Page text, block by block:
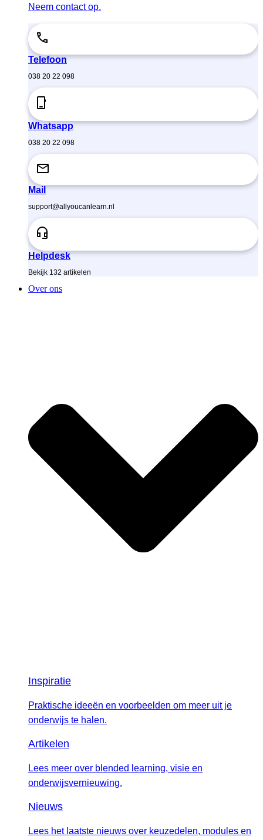
Neem contact op.
Telefoon
038 20 22 098
Whatsapp
038 20 22 098
Mail
support@allyoucanlearn.nl
Helpdesk
Bekijk 132 artikelen
Over ons
Inspiratie
Praktische ideeën en voorbeelden om meer uit je
onderwijs te halen.
Artikelen
Lees meer over blended learning, visie en
onderwijsvernieuwing.
Nieuws
Lees het laatste nieuws over keuzedelen, modules en